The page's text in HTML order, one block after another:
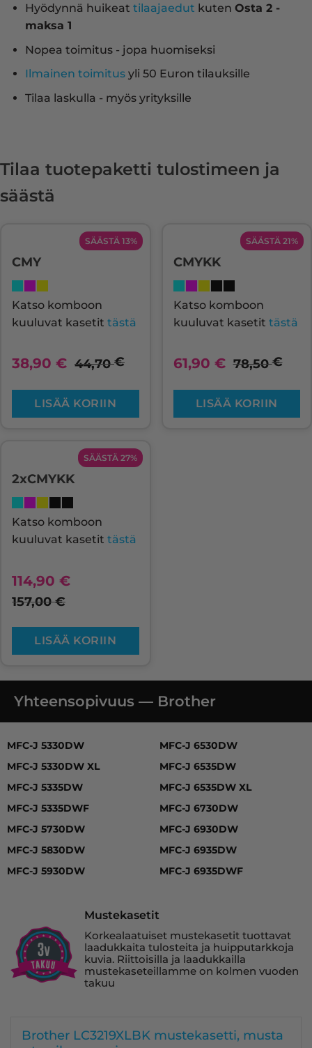
Hyödynnä huikeat tilaajaedut kuten Osta 2 -
maksa 1
Nopea toimitus - jopa huomiseksi
Ilmainen toimitusyli 50 Euron tilauksille
Tilaa laskulla - myös yrityksille
Tilaa tuotepaketti tulostimeen ja
säästä
SÄÄSTÄ 13%
CMY
Katso komboon
kuuluvat kasetit tästä
38,90 € 44,70€
LISÄÄ KORIIN
SÄÄSTÄ 21%
CMYKK
Katso komboon
kuuluvat kasetit tästä
61,90 € 78,50€
LISÄÄ KORIIN
SÄÄSTÄ 27%
2xCMYKK
Katso komboon
kuuluvat kasetit tästä
114,90 €
157,00€
LISÄÄ KORIIN
Yhteensopivuus — Brother
MFC-J 5330DW
MFC-J 5330DW XL
MFC-J 5335DW
MFC-J 5335DWF
MFC-J 5730DW
MFC-J 5830DW
MFC-J 5930DW
MFC-J 6530DW
MFC-J 6535DW
MFC-J 6535DW XL
MFC-J 6730DW
MFC-J 6930DW
MFC-J 6935DW
MFC-J 6935DWF
Mustekasetit
Korkealaatuiset mustekasetit tuottavat
laadukkaita tulosteita ja huipputarkkoja
kuvia. Riittoisilla ja laadukkailla
mustekaseteillamme on kolmen vuoden
takuu
Brother LC3219XLBK mustekasetti, musta